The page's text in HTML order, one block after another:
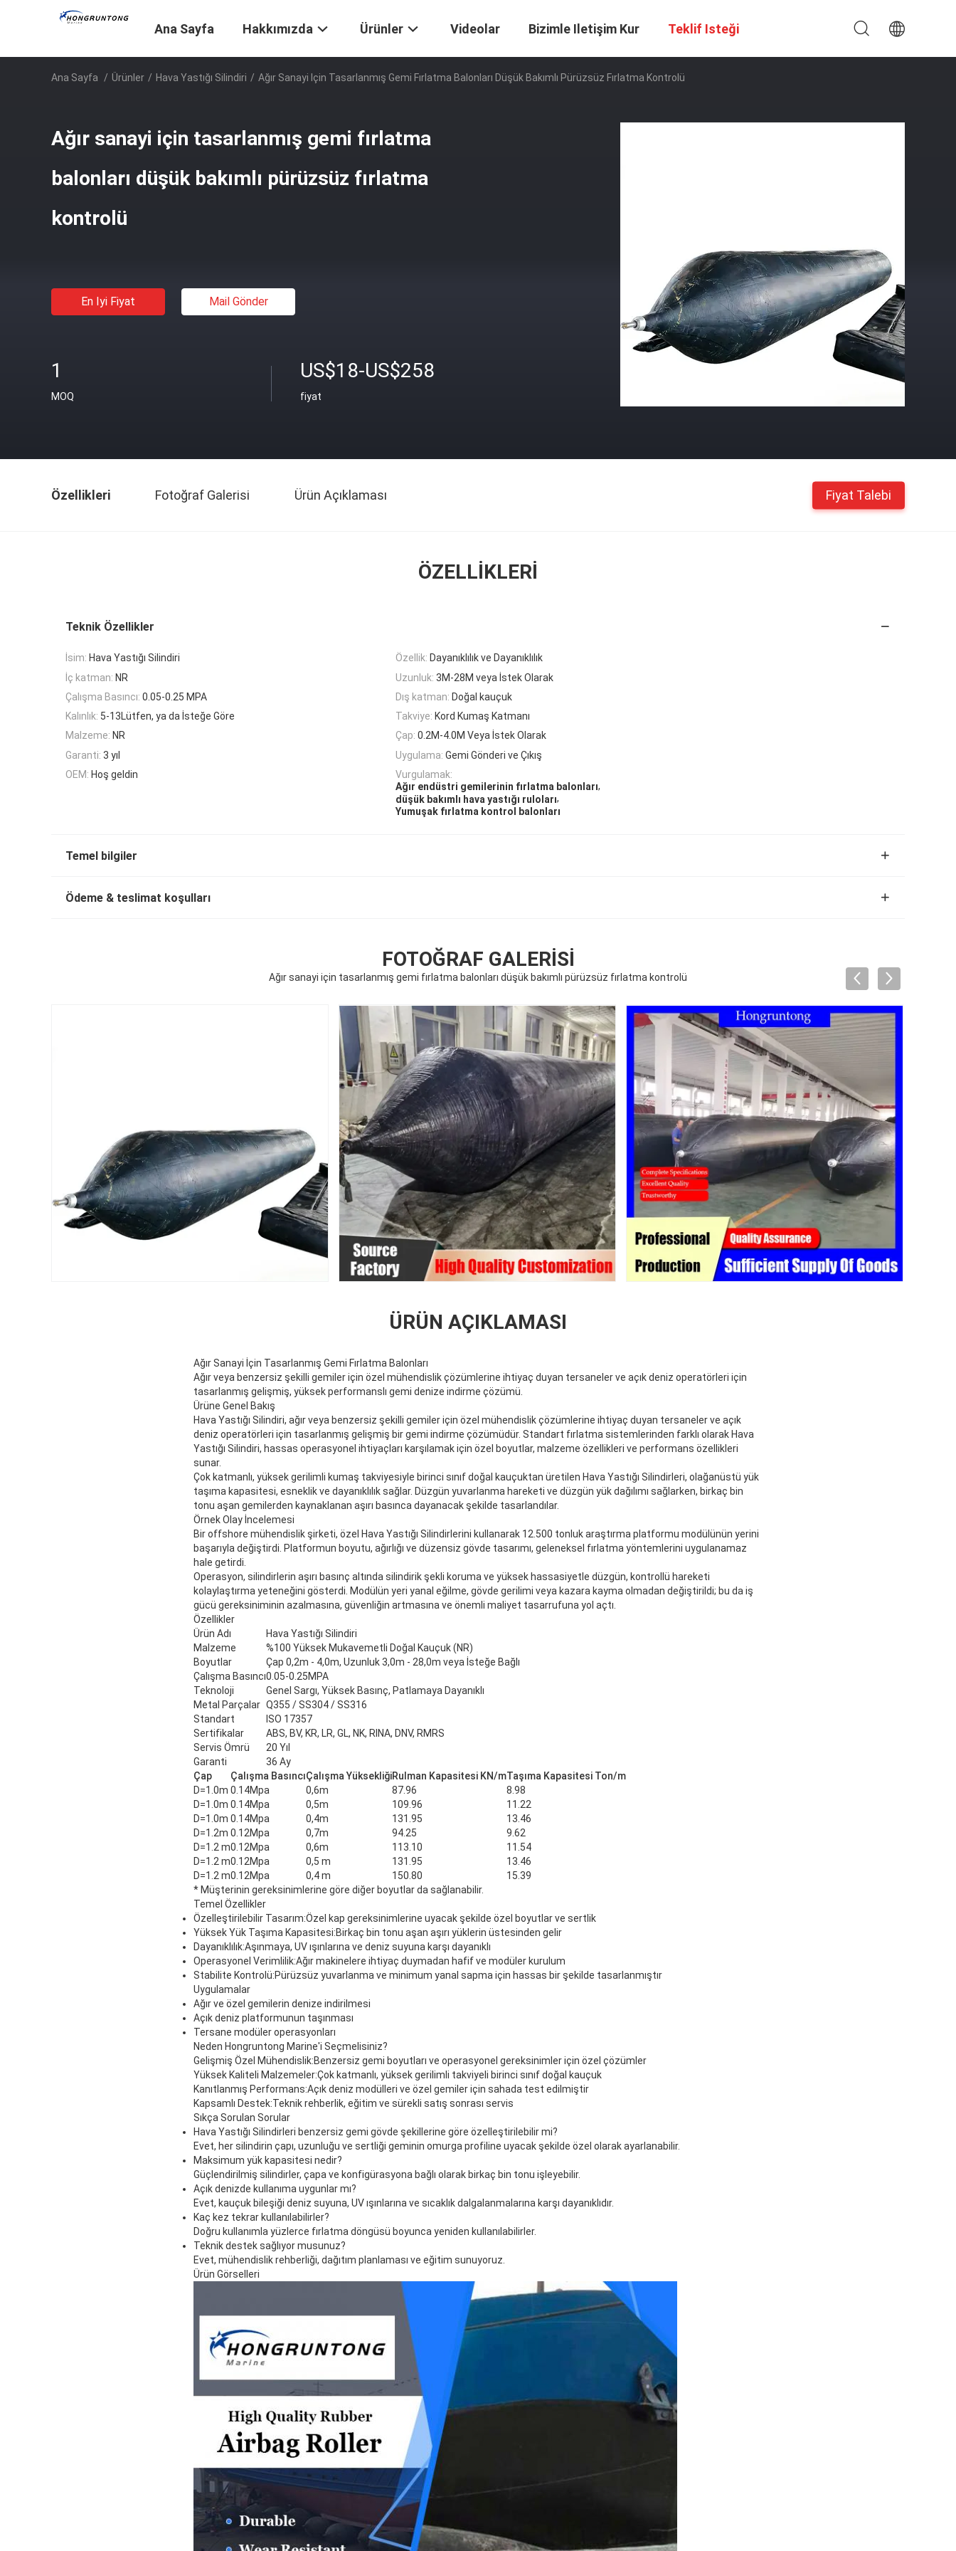
Ana Sayfa Hakkımızda Ürünler Videolar Bizimle Iletişim Kur Teklif Isteği
Ana Sayfa / Ürünler / Hava Yastığı Silindiri / Ağır Sanayi Için Tasarlanmış Gemi Fırlatma Balonları Düşük Bakımlı Pürüzsüz Fırlatma Kontrolü
Ağır sanayi için tasarlanmış gemi fırlatma
balonları düşük bakımlı pürüzsüz fırlatma
kontrolü
En Iyi Fiyat Mail Gönder
1
MOQ
US$18-US$258
fiyat
Özellikleri Fotoğraf Galerisi Ürün Açıklaması Fiyat Talebi
ÖZELLIKLERI
Teknik Özellikler
İsim: Hava Yastığı Silindiri Özellik: Dayanıklılık ve Dayanıklılık
İç katman: NR Uzunluk: 3M-28M veya İstek Olarak
Çalışma Basıncı: 0.05-0.25 MPA Dış katman: Doğal kauçuk
Kalınlık: 5-13Lütfen, ya da İsteğe Göre Takviye: Kord Kumaş Katmanı
Malzeme: NR Çap: 0.2M-4.0M Veya İstek Olarak
Garanti: 3 yıl Uygulama: Gemi Gönderi ve Çıkış
OEM: Hoş geldin
Vurgulamak:
Ağır endüstri gemilerinin fırlatma balonları,
düşük bakımlı hava yastığı ruloları,
Yumuşak fırlatma kontrol balonları
Temel bilgiler
Ödeme & teslimat koşulları
FOTOĞRAF GALERISI
Ağır sanayi için tasarlanmış gemi fırlatma balonları düşük bakımlı pürüzsüz fırlatma kontrolü
ÜRÜN AÇIKLAMASI
Ağır Sanayi İçin Tasarlanmış Gemi Fırlatma Balonları
Ağır veya benzersiz şekilli gemiler için özel mühendislik çözümlerine ihtiyaç duyan tersaneler ve açık deniz operatörleri için
tasarlanmış gelişmiş, yüksek performanslı gemi denize indirme çözümü.
Ürüne Genel Bakış
Hava Yastığı Silindiri, ağır veya benzersiz şekilli gemiler için özel mühendislik çözümlerine ihtiyaç duyan tersaneler ve açık
deniz operatörleri için tasarlanmış gelişmiş bir gemi indirme çözümüdür. Standart fırlatma sistemlerinden farklı olarak Hava
Yastığı Silindiri, hassas operasyonel ihtiyaçları karşılamak için özel boyutlar, malzeme özellikleri ve performans özellikleri
sunar.
Çok katmanlı, yüksek gerilimli kumaş takviyesiyle birinci sınıf doğal kauçuktan üretilen Hava Yastığı Silindirleri, olağanüstü yük
taşıma kapasitesi, esneklik ve dayanıklılık sağlar. Düzgün yuvarlanma hareketi ve düzgün yük dağılımı sağlarken, birkaç bin
tonu aşan gemilerden kaynaklanan aşırı basınca dayanacak şekilde tasarlandılar.
Örnek Olay İncelemesi
Bir offshore mühendislik şirketi, özel Hava Yastığı Silindirlerini kullanarak 12.500 tonluk araştırma platformu modülünün yerini
başarıyla değiştirdi. Platformun boyutu, ağırlığı ve düzensiz gövde tasarımı, geleneksel fırlatma yöntemlerini uygulanamaz
hale getirdi.
Operasyon, silindirlerin aşırı basınç altında silindirik şekli koruma ve yüksek hassasiyetle düzgün, kontrollü hareketi
kolaylaştırma yeteneğini gösterdi. Modülün yeri yanal eğilme, gövde gerilimi veya kazara kayma olmadan değiştirildi; bu da iş
gücü gereksiniminin azalmasına, güvenliğin artmasına ve önemli maliyet tasarrufuna yol açtı.
Özellikler
Ürün Adı
Hava Yastığı Silindiri
Malzeme
%100 Yüksek Mukavemetli Doğal Kauçuk (NR)
Boyutlar
Çap 0,2m - 4,0m, Uzunluk 3,0m - 28,0m veya İsteğe Bağlı
Çalışma Basıncı0.05-0.25MPA
Teknoloji
Genel Sargı, Yüksek Basınç, Patlamaya Dayanıklı
Metal Parçalar Q355 / SS304 / SS316
Standart
ISO 17357
Sertifikalar
ABS, BV, KR, LR, GL, NK, RINA, DNV, RMRS
Servis Ömrü
20 Yıl
Garanti
36 Ay
Çap
Çalışma BasıncıÇalışma YüksekliğiRulman Kapasitesi KN/mTaşıma Kapasitesi Ton/m
D=1.0m 0.14Mpa 0,6m 87.96
8.98
D=1.0m 0.14Mpa 0,5m 109.96
11.22
D=1.0m 0.14Mpa 0,4m 131.95
13.46
D=1.2m 0.12Mpa 0,7m 94.25
9.62
D=1.2 m0.12Mpa 0,6m 113.10
11.54
D=1.2 m0.12Mpa 0,5 m 131.95
13.46
D=1.2 m0.12Mpa 0,4 m 150.80
15.39
* Müşterinin gereksinimlerine göre diğer boyutlar da sağlanabilir.
Temel Özellikler
Özelleştirilebilir Tasarım:Özel kap gereksinimlerine uyacak şekilde özel boyutlar ve sertlik
Yüksek Yük Taşıma Kapasitesi:Birkaç bin tonu aşan aşırı yüklerin üstesinden gelir
Dayanıklılık:Aşınmaya, UV ışınlarına ve deniz suyuna karşı dayanıklı
Operasyonel Verimlilik:Ağır makinelere ihtiyaç duymadan hafif ve modüler kurulum
Stabilite Kontrolü:Pürüzsüz yuvarlanma ve minimum yanal sapma için hassas bir şekilde tasarlanmıştır
Uygulamalar
Ağır ve özel gemilerin denize indirilmesi
Açık deniz platformunun taşınması
Tersane modüler operasyonları
Neden Hongruntong Marine'i Seçmelisiniz?
Gelişmiş Özel Mühendislik:Benzersiz gemi boyutları ve operasyonel gereksinimler için özel çözümler
Yüksek Kaliteli Malzemeler:Çok katmanlı, yüksek gerilimli takviyeli birinci sınıf doğal kauçuk
Kanıtlanmış Performans:Açık deniz modülleri ve özel gemiler için sahada test edilmiştir
Kapsamlı Destek:Teknik rehberlik, eğitim ve sürekli satış sonrası servis
Sıkça Sorulan Sorular
Hava Yastığı Silindirleri benzersiz gemi gövde şekillerine göre özelleştirilebilir mi?
Evet, her silindirin çapı, uzunluğu ve sertliği geminin omurga profiline uyacak şekilde özel olarak ayarlanabilir.
Maksimum yük kapasitesi nedir?
Güçlendirilmiş silindirler, çapa ve konfigürasyona bağlı olarak birkaç bin tonu işleyebilir.
Açık denizde kullanıma uygunlar mı?
Evet, kauçuk bileşiği deniz suyuna, UV ışınlarına ve sıcaklık dalgalanmalarına karşı dayanıklıdır.
Kaç kez tekrar kullanılabilirler?
Doğru kullanımla yüzlerce fırlatma döngüsü boyunca yeniden kullanılabilirler.
Teknik destek sağlıyor musunuz?
Evet, mühendislik rehberliği, dağıtım planlaması ve eğitim sunuyoruz.
Ürün Görselleri